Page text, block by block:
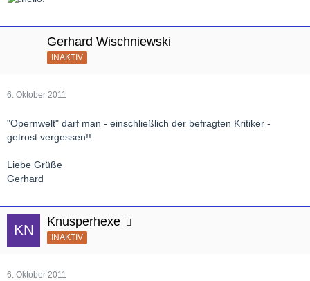
Gerhard Wischniewski
INAKTIV
6. Oktober 2011
"Opernwelt" darf man - einschließlich der befragten Kritiker -
getrost vergessen!!
Liebe Grüße
Gerhard
Knusperhexe
INAKTIV
6. Oktober 2011